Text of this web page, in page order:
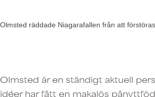
Olmsted räddade Niagarafallen från att
Olmsted är en ständigt aktuell
idéer har fått en makalös